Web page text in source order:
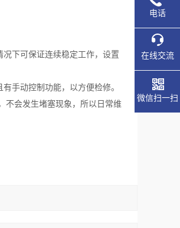
下可保证连续稳定工作，设置
手动控制功能，以方便检修。
不会发生堵塞现象，所以日常维
电话
在线交流
微信扫一扫